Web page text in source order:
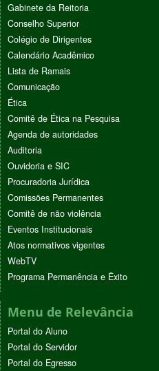
Gabinete da Reitoria
Conselho Superior
Colégio de Dirigentes
Calendário Acadêmico
Lista de Ramais
Comunicação
Ética
Comitê de Ética na Pesquisa
Agenda de autoridades
Auditoria
Ouvidoria e SIC
Procuradoria Jurídica
Comissões Permanentes
Comitê de não violência
Eventos Institucionais
Atos normativos vigentes
WebTV
Programa Permanência e Êxito
Menu de Relevância
Portal do Aluno
Portal do Servidor
Portal do Egresso